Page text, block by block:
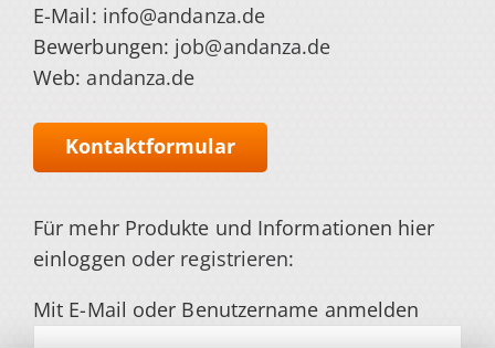
E-Mail: info@andanza.de
Bewerbungen: job@andanza.de
Web:andanza.de
Kontaktformular
Für mehr Produkte und Informationen hier
einloggen oder registrieren:
Mit E-Mail oder Benutzername anmelden